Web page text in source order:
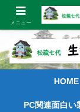
長く続けてきた経
HOME
PC関連面白い
メニュー